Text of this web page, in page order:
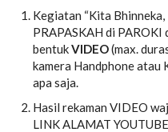
Kegiatan “Kita Bhinneka,
PRAPASKAH di PAROKI
bentukVIDEO(max.
kamera Handphone atau
apa saja.
Hasil rekaman VIDEO
LINK ALAMAT